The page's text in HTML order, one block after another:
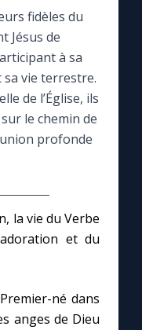
fidèles du
Jésus de
à sa
vie terrestre.
de l’Église, ils
le chemin de
profonde
la vie du Verbe
et du
né dans
anges de Dieu